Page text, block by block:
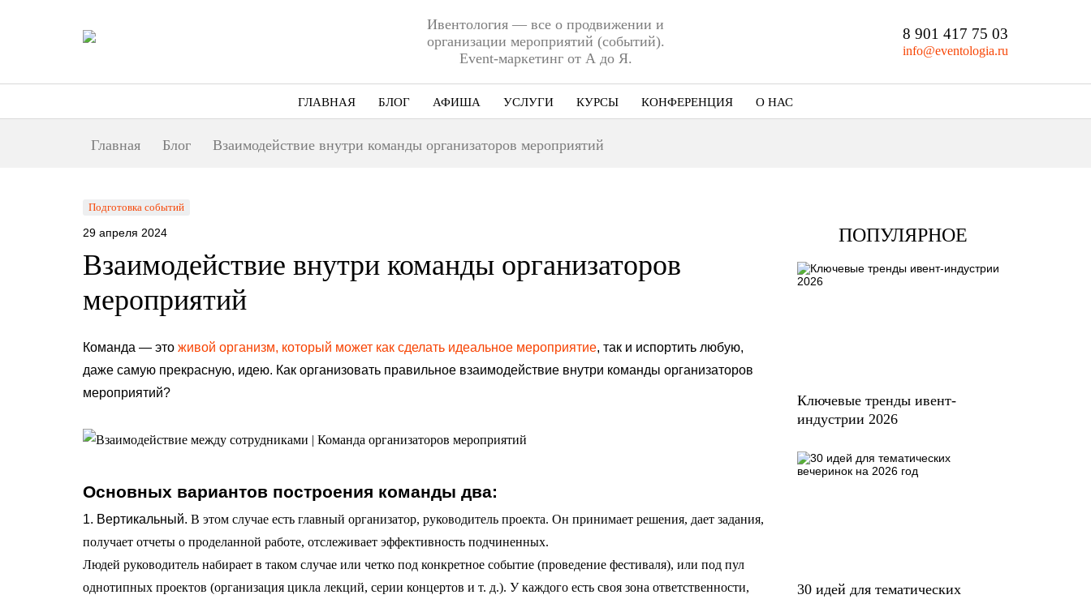
Ивентология — все о продвижении и
организации мероприятий (событий).
Event-маркетинг от А до Я.
8 901 417 75 03
info@eventologia.ru
ГЛАВНАЯ БЛОГ АФИША УСЛУГИ КУРСЫ КОНФЕРЕНЦИЯ О НАС
Главная Блог Взаимодействие внутри команды организаторов мероприятий
Подготовка событий
29 апреля 2024
Взаимодействие внутри команды организаторов
мероприятий
Команда — это живой организм, который может как сделать идеальное мероприятие, так и испортить любую,
даже самую прекрасную, идею. Как организовать правильное взаимодействие внутри команды организаторов
мероприятий?
Основных вариантов построения команды два:
1. Вертикальный. В этом случае есть главный организатор, руководитель проекта. Он принимает решения, дает задания,
получает отчеты о проделанной работе, отслеживает эффективность подчиненных.
Людей руководитель набирает в таком случае или четко под конкретное событие (проведение фестиваля), или под пул
однотипных проектов (организация цикла лекций, серии концертов и т. д.). У каждого есть своя зона ответственности,
ПОПУЛЯРНОЕ
Ключевые тренды ивент-
индустрии 2026
30 идей для тематических